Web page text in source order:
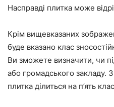
Насправді плитка може
Крім вищевказаних
буде вказано клас
Ви зможете визначити, чи
або громадського закладу.
плитка ділиться на п’ять